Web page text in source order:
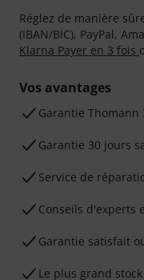
Réglez de manière
(IBAN/BIC), PayPal,
Klarna Payer en 3 fois
Vos avantages
Ga­ran­tie Thomann
Garantie 30 jours
Service de
Conseils d'experts
Garantie satisfait
Le plus grand